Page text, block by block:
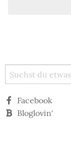
Facebook
Bloglovin‘